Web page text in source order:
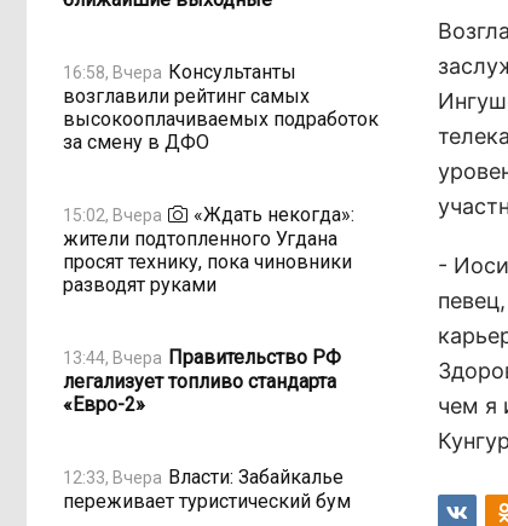
16:58, Вчера Консультанты
возглавили рейтинг самых
высокооплачиваемых подработок
за смену в ДФО
15:02, Вчера
«Ждать некогда»:
жители подтопленного Угдана
просят технику, пока чиновники
разводят руками
13:44, Вчера Правительство РФ
легализует топливо стандарта
«Евро-2»
12:33, Вчера Власти: Забайкалье
переживает туристический бум
-
чем я